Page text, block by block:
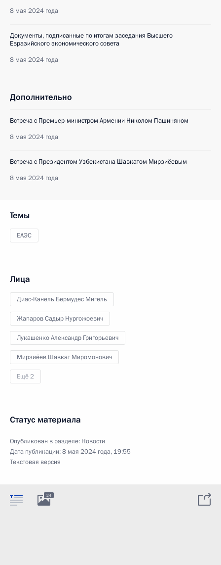
8 мая 2024 года
Документы, подписанные по итогам заседания Высшего
Евразийского экономического совета
8 мая 2024 года
Дополнительно
Встреча с Премьер-министром Армении Николом Пашиняном
8 мая 2024 года
Встреча с Президентом Узбекистана Шавкатом Мирзиёевым
8 мая 2024 года
Темы
ЕАЭС
Лица
Диас-Канель Бермудес Мигель
Жапаров Садыр Нургожоевич
Лукашенко Александр Григорьевич
Мирзиёев Шавкат Миромонович
Ещё 2
Статус материала
Опубликован в разделе: Новости
Дата публикации:8 мая 2024 года, 19:55
Текстовая версия
24